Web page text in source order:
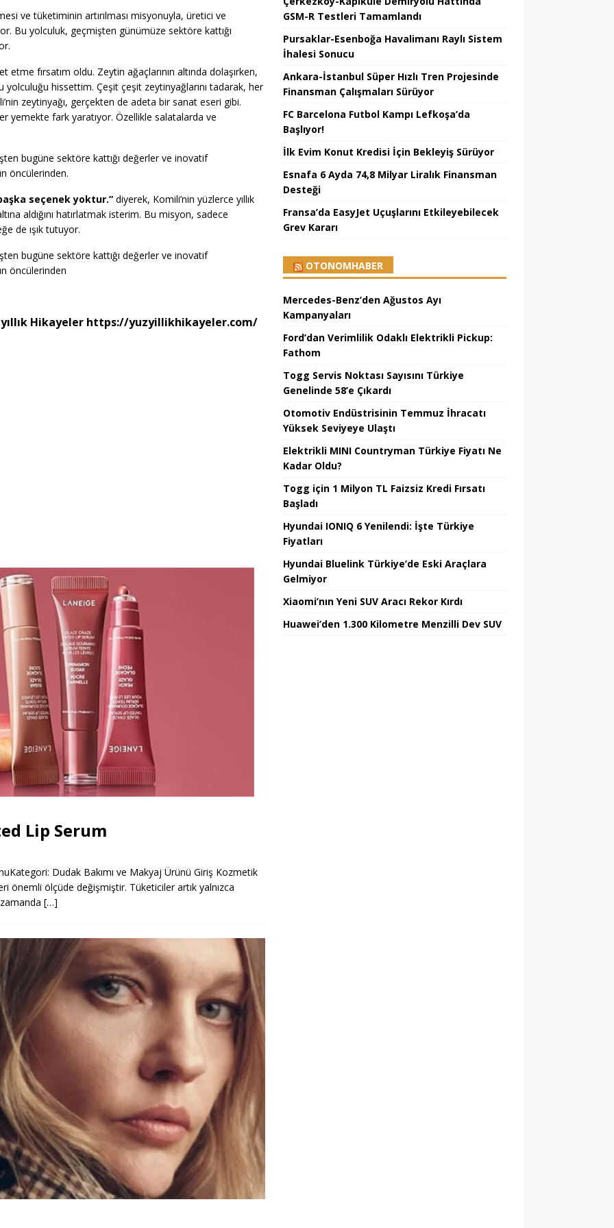
ve tüketiminin artırılması misyonuyla, üretici ve
Bu yolculuk, geçmişten günümüze sektöre kattığı
fırsatım oldu. Zeytin ağaçlarının altında dolaşırken,
yolculuğu hissettim. Çeşit çeşit zeytinyağlarını tadarak, her
zeytinyağı, gerçekten de adeta bir sanat eseri gibi.
yemekte fark yaratıyor. Özellikle salatalarda ve
bugüne sektöre kattığı değerler ve inovatif
öncülerinden.
seçenek yoktur.” diyerek, Komili’nin yüzlerce yıllık
aldığını hatırlatmak isterim. Bu misyon, sadece
de ışık tutuyor.
bugüne sektöre kattığı değerler ve inovatif
öncülerinden
Hikayeler https://yuzyillikhikayeler.com/
Lip Serum
Dudak Bakımı ve Makyaj Ürünü Giriş Kozmetik
önemli ölçüde değişmiştir. Tüketiciler artık yalnızca
[…]
GSM-R Testleri Tamamlandı
Pursaklar-Esenboğa Havalimanı Raylı Sistem
İhalesi Sonucu
Ankara-İstanbul Süper Hızlı Tren Projesinde
Finansman Çalışmaları Sürüyor
FC Barcelona Futbol Kampı Lefkoşa’da
Başlıyor!
İlk Evim Konut Kredisi İçin Bekleyiş Sürüyor
Esnafa 6 Ayda 74,8 Milyar Liralık Finansman
Desteği
Fransa’da EasyJet Uçuşlarını Etkileyebilecek
Grev Kararı
OTONOMHABER
Mercedes-Benz’den Ağustos Ayı
Kampanyaları
Ford’dan Verimlilik Odaklı Elektrikli Pickup:
Fathom
Togg Servis Noktası Sayısını Türkiye
Genelinde 58’e Çıkardı
Otomotiv Endüstrisinin Temmuz İhracatı
Yüksek Seviyeye Ulaştı
Elektrikli MINI Countryman Türkiye Fiyatı Ne
Kadar Oldu?
Togg için 1 Milyon TL Faizsiz Kredi Fırsatı
Başladı
Hyundai IONIQ 6 Yenilendi: İşte Türkiye
Fiyatları
Hyundai Bluelink Türkiye’de Eski Araçlara
Gelmiyor
Xiaomi’nın Yeni SUV Aracı Rekor Kırdı
Huawei’den 1.300 Kilometre Menzilli Dev SUV